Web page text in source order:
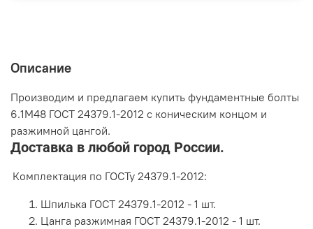
Описание
Производим и предлагаем купить фундаментные болты
6.1М48 ГОСТ 24379.1-2012 c коническим концом и
разжимной цангой.
Доставка в любой город России.
Комплектация по ГОСТу 24379.1-2012:
Шпилька ГОСТ 24379.1-2012 - 1 шт.
Цанга разжимная ГОСТ 24379.1-2012 - 1 шт.